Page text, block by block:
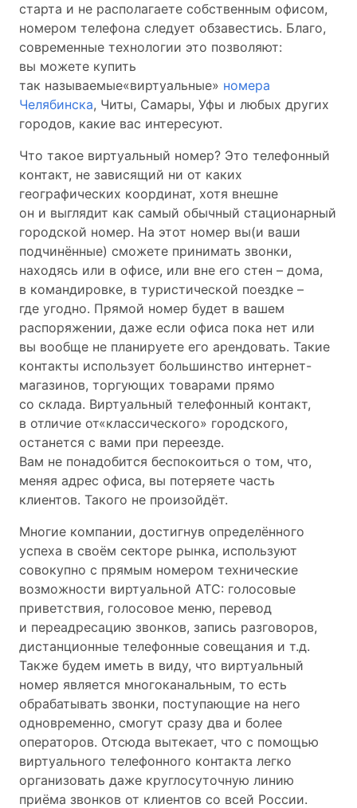
старта и не располагаете собственным офисом,
номером телефона следует обзавестись. Благо,
современные технологии это позволяют:
вы можете купить
так называемые«виртуальные» номера
Челябинска, Читы, Самары, Уфы и любых других
городов, какие вас интересуют.
Что такое виртуальный номер? Это телефонный
контакт, не зависящий ни от каких
географических координат, хотя внешне
он и выглядит как самый обычный стационарный
городской номер. На этот номер вы(и ваши
подчинённые) сможете принимать звонки,
находясь или в офисе, или вне его стен – дома,
в командировке, в туристической поездке –
где угодно. Прямой номер будет в вашем
распоряжении, даже если офиса пока нет или
вы вообще не планируете его арендовать. Такие
контакты использует большинство интернет-
магазинов, торгующих товарами прямо
со склада. Виртуальный телефонный контакт,
в отличие от«классического» городского,
останется с вами при переезде.
Вам не понадобится беспокоиться о том, что,
меняя адрес офиса, вы потеряете часть
клиентов. Такого не произойдёт.
Многие компании, достигнув определённого
успеха в своём секторе рынка, используют
совокупно с прямым номером технические
возможности виртуальной АТС: голосовые
приветствия, голосовое меню, перевод
и переадресацию звонков, запись разговоров,
дистанционные телефонные совещания и т.д.
Также будем иметь в виду, что виртуальный
номер является многоканальным, то есть
обрабатывать звонки, поступающие на него
одновременно, смогут сразу два и более
операторов. Отсюда вытекает, что с помощью
виртуального телефонного контакта легко
организовать даже круглосуточную линию
приёма звонков от клиентов со всей России.